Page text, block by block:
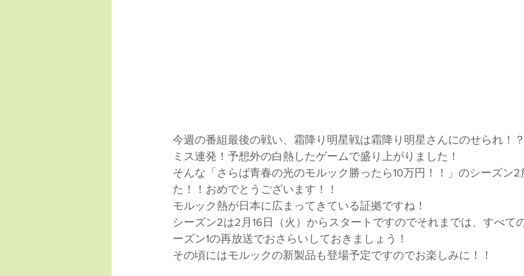
今週の番組最後の戦い、霜降り明星戦は霜降り明星さんにのせられ！
ミス連発！予想外の白熱したゲームで盛り上がりました！
そんな「さらば青春の光のモルック勝ったら10万円！！」のシーズン2
た！！おめでとうございます！！
モルック熱が日本に広まってきている証拠ですね！
シーズン2は2月16日（火）からスタートですのでそれまでは、すべて
ーズン1の再放送でおさらいしておきましょう！
その頃にはモルックの新製品も登場予定ですのでお楽しみに！！